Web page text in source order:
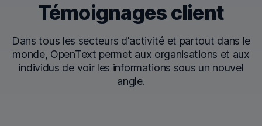
Témoignages client
Dans tous les secteurs d'activité et partout dans le
monde, OpenText permet aux organisations et aux
individus de voir les informations sous un nouvel
angle.